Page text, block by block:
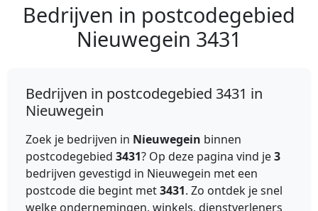
Bedrijven in postcodegebied
Nieuwegein 3431
Bedrijven in postcodegebied 3431 in
Nieuwegein
Zoek je bedrijven in Nieuwegein binnen
postcodegebied 3431? Op deze pagina vind je3
bedrijven gevestigd in Nieuwegein met een
postcode die begint met3431. Zo ontdek je snel
welke ondernemingen, winkels, dienstverleners